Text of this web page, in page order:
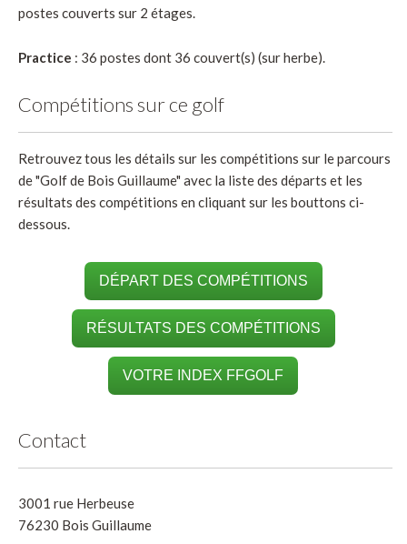
postes couverts sur 2 étages.
Practice : 36 postes dont 36 couvert(s) (sur herbe).
Compétitions sur ce golf
Retrouvez tous les détails sur les compétitions sur le parcours
de "Golf de Bois Guillaume" avec la liste des départs et les
résultats des compétitions en cliquant sur les bouttons ci-
dessous.
DÉPART DES COMPÉTITIONS
RÉSULTATS DES COMPÉTITIONS
VOTRE INDEX FFGOLF
Contact
3001 rue Herbeuse
76230 Bois Guillaume